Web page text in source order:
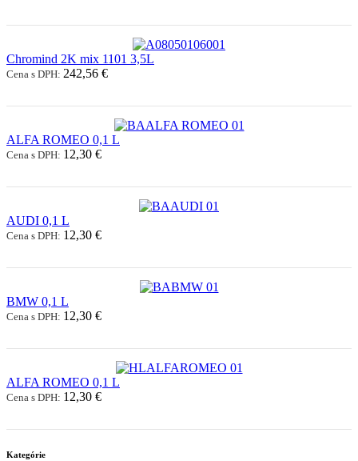
Chromind 2K mix 1101 3,5L
Cena s DPH: 242,56 €
ALFA ROMEO 0,1 L
Cena s DPH: 12,30 €
AUDI 0,1 L
Cena s DPH: 12,30 €
BMW 0,1 L
Cena s DPH: 12,30 €
ALFA ROMEO 0,1 L
Cena s DPH: 12,30 €
Kategórie